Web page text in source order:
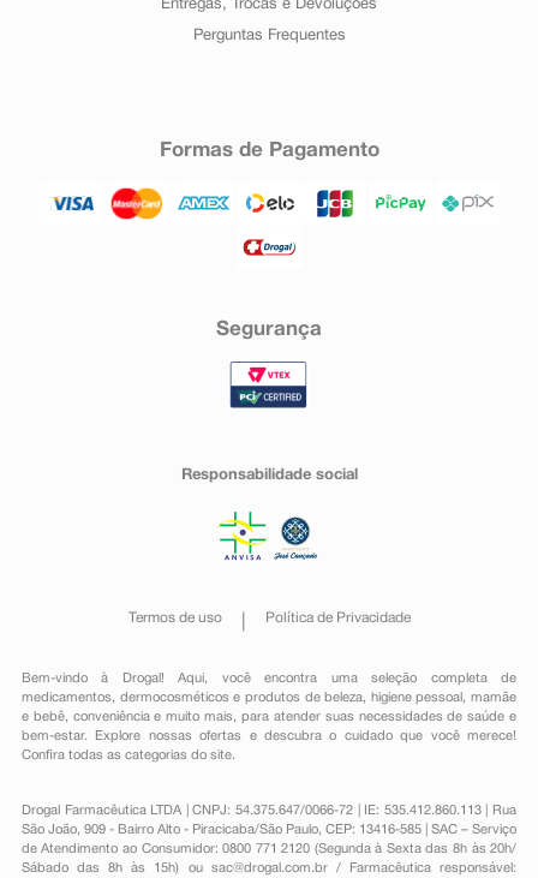
Entregas, Trocas e Devoluções
Perguntas Frequentes
Formas de Pagamento
Segurança
Responsabilidade social
Termos de uso Política de Privacidade
Bem-vindo à Drogal! Aqui, você encontra uma seleção completa de
medicamentos , dermocosméticos e produtos de beleza, higiene pessoal ,mamãe
e bebê, conveniênciae muito mais, para atender suas necessidades de saúde e
bem-estar. Explore nossas ofertas e descubra o cuidado que você merece!
Confira todas as categorias do site.
Drogal Farmacêutica LTDA | CNPJ: 54.375.647/0066-72 | IE: 535.412.860.113 | Rua
São João, 909 - Bairro Alto - Piracicaba/São Paulo, CEP: 13416-585 | SAC – Serviço
de Atendimento ao Consumidor: 0800 771 2120 (Segunda à Sexta das 8h às 20h/
Sábado das 8h às 15h) ou sac@drogal.com.br/ Farmacêutica responsável: